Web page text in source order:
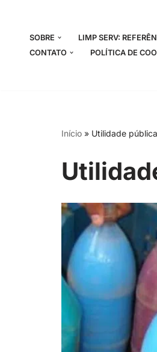
PularSOBRE LIMP SERV:
CONTATO
POLÍTICA DE
Início » Utilidade pública